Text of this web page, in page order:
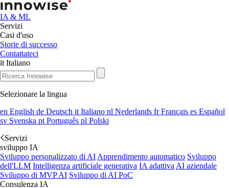
IA & ML
Servizi
Casi d'uso
Storie di successo
Contattateci
it Italiano
Selezionare la lingua
en English de Deutsch it Italiano nl Nederlands frFrançais es Español
sv Svenska pt Português pl Polski
Servizi
sviluppo IA
Sviluppo personalizzato di AI Apprendimento automatico Sviluppo
dell'LLM Intelligenza artificiale generativa IA adattiva AI aziendale
Sviluppo di MVP AI Sviluppo di AI PoC
Consulenza IA